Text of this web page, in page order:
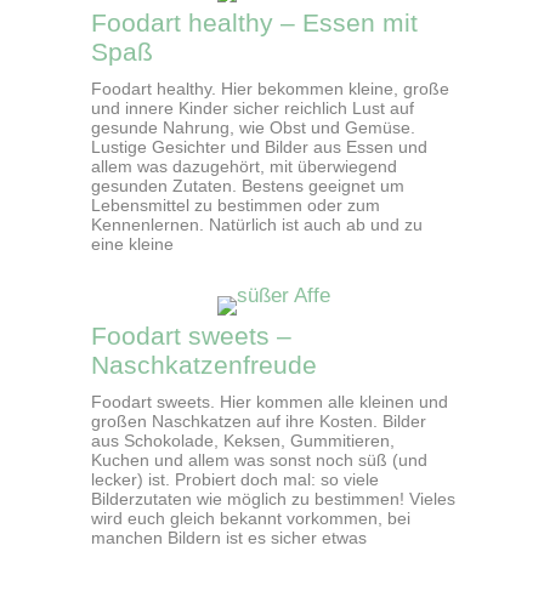
Foodart healthy – Essen mit
Spaß
Foodart healthy. Hier bekommen kleine, große
und innere Kinder sicher reichlich Lust auf
gesunde Nahrung, wie Obst und Gemüse.
Lustige Gesichter und Bilder aus Essen und
allem was dazugehört, mit überwiegend
gesunden Zutaten. Bestens geeignet um
Lebensmittel zu bestimmen oder zum
Kennenlernen. Natürlich ist auch ab und zu
eine kleine
Foodart sweets –
Naschkatzenfreude
Foodart sweets. Hier kommen alle kleinen und
großen Naschkatzen auf ihre Kosten. Bilder
aus Schokolade, Keksen, Gummitieren,
Kuchen und allem was sonst noch süß (und
lecker) ist. Probiert doch mal: so viele
Bilderzutaten wie möglich zu bestimmen! Vieles
wird euch gleich bekannt vorkommen, bei
manchen Bildern ist es sicher etwas